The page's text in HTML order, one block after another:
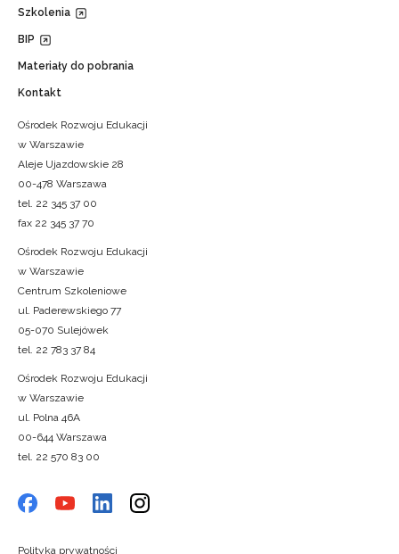
Szkolenia
BIP
Materiały do pobrania
Kontakt
Ośrodek Rozwoju Edukacji
w Warszawie
Aleje Ujazdowskie 28
00-478 Warszawa
tel. 22 345 37 00
fax 22 345 37 70
Ośrodek Rozwoju Edukacji
w Warszawie
Centrum Szkoleniowe
ul. Paderewskiego 77
05-070 Sulejówek
tel. 22 783 37 84
Ośrodek Rozwoju Edukacji
w Warszawie
ul. Polna 46A
00-644 Warszawa
tel. 22 570 83 00
Polityka prywatności